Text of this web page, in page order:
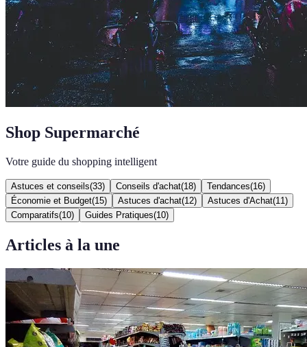
Shop Supermarché
Votre guide du shopping intelligent
Astuces et conseils(33) Conseils d'achat(18) Tendances(16)
Économie et Budget(15) Astuces d'achat(12) Astuces d'Achat(11 )
Comparatifs(10) Guides Pratiques(10)
Articles à la une